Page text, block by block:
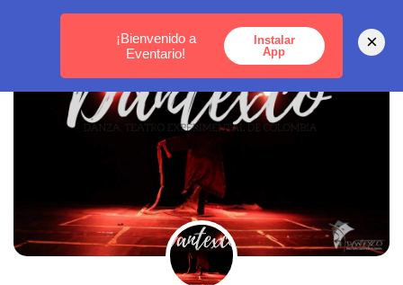
MEDELLÍN - BOGOTÁ - CARTAGENA
¡Bienvenido a
Eventario!
Instalar
App
×